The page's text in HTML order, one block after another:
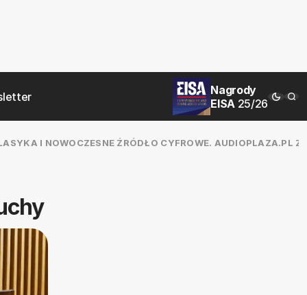
Nagrody
EISA 25/26
I NOWOCZESNE ŹRÓDŁO CYFROWE. AUDIOPLAZA.PL